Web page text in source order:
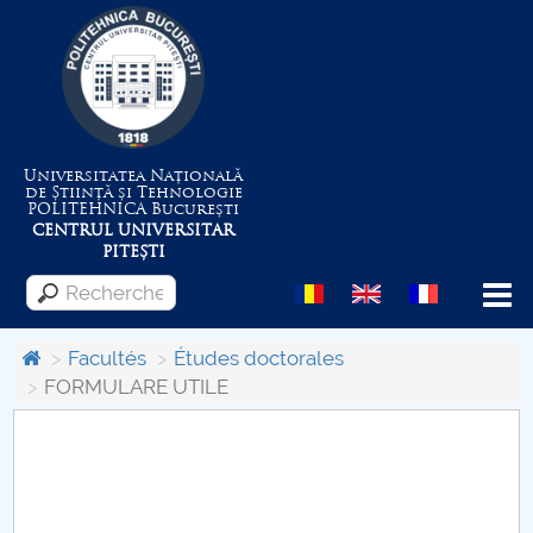
Universitatea Națională
de Știință și Tehnologie
POLITEHNICABucurești
CENTRUL UNIVERSITAR
PITEȘTI
Menu
Despre Universitate
Facultés
Études doctorales
FORMULARE UTILE